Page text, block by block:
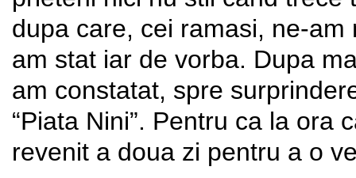
dupa care, cei ramasi, ne-
am stat iar de vorba. Dupa
am constatat, spre
“Piata Nini”. Pentru ca la ora
revenit a doua zi pentru a o